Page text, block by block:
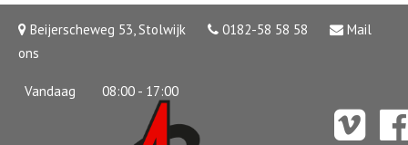
Beijerscheweg 53, Stolwijk 0182-58 58 58
Mail
ons
Vandaag 08:00 - 17:00